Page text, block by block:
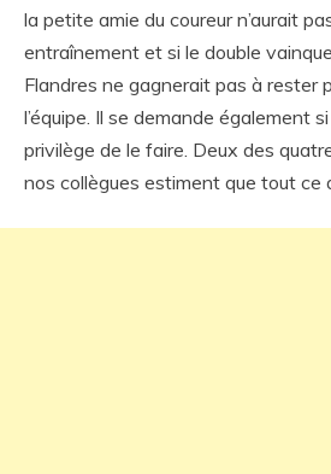
la petite amie du coureur n’aurait
entraînement et si le double
Flandres ne gagnerait pas à rester
l’équipe. Il se demande également
privilège de le faire. Deux des
nos collègues estiment que tout ce